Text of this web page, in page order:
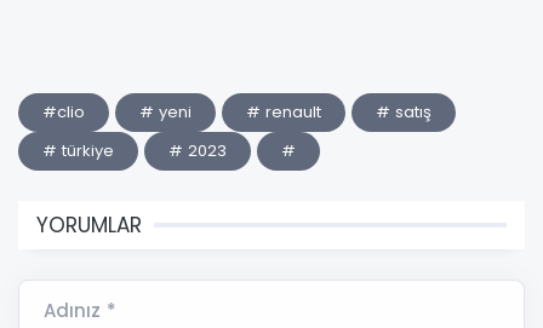
#clio # yeni # renault
# satış
# türkiye
# 2023 #
YORUMLAR
Adınız *